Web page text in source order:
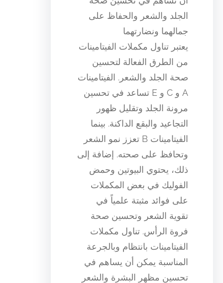
الجلد والشعر والحفاظ على
جمالهما ونضارتهما
يعتبر تناول مكملات الفيتامينات
من الطرق الفعالة لتحسين
صحة الجلد والشعر. الفيتامينات
A و C و E تساعد في تحسين
مرونة الجلد وتقليل ظهور
التجاعيد والبقع الداكنة. بينما
الفيتامينات B تعزز نمو الشعر
وتحافظ على صحته. إضافة إلى
ذلك، يحتوي البيوتين وحمض
الفوليك في بعض المكملات
على فوائد مثبتة علمياً في
تقوية الشعر وتحسين صحة
فروة الرأس. تناول مكملات
الفيتامينات بانتظام وبالجرعة
المناسبة يمكن أن يساهم في
تحسين مظهر البشرة والشعر